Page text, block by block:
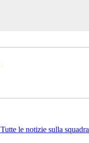
Tutte le notizie sulla squadra